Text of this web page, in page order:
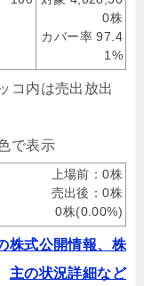
0株
カバー率 97.4
1%
コ内は売出放出
で表示
上場前：0株
売出後：0株
0株(0.00%)
株式公開情報、株
主の状況詳細など